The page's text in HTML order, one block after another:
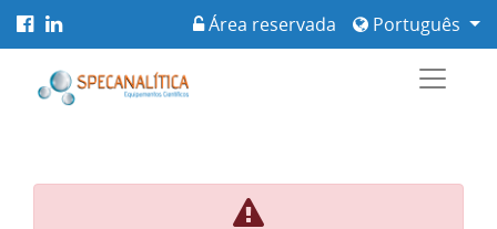
Português
Área reservada